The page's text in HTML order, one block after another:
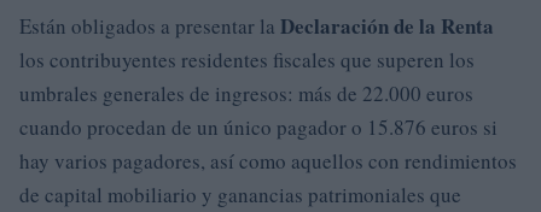
Están obligados a presentar la Declaración de la Renta
los contribuyentes residentes fiscales que superen los
umbrales generales de ingresos: más de 22.000 euros
cuando procedan de un único pagador o 15.876 euros si
hay varios pagadores, así como aquellos con rendimientos
de capital mobiliario y ganancias patrimoniales que